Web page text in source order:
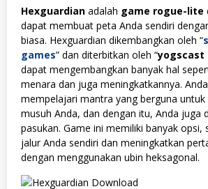
Hexguardian adalah game rogue-lite
dapat membuat peta Anda sendiri
biasa. Hexguardian dikembangkan oleh “
games” dan diterbitkan oleh “yogscast
dapat mengembangkan banyak hal
menara dan juga meningkatkannya.
mempelajari mantra yang berguna untuk
musuh Anda, dan dengan itu, Anda juga
pasukan. Game ini memiliki banyak
jalur Anda sendiri dan meningkatkan
dengan menggunakan ubin heksagonal.